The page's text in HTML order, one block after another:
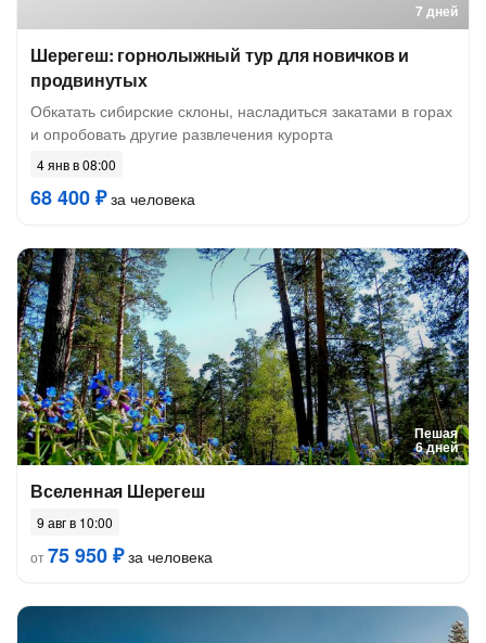
7 дней
Шерегеш: горнолыжный тур для новичков и
продвинутых
Обкатать сибирские склоны, насладиться закатами в горах
и опробовать другие развлечения курорта
4 янв в 08:00
68 400 ₽за человека
Пешая
6 дней
Вселенная Шерегеш
9 авг в 10:00
от75 950 ₽за человека